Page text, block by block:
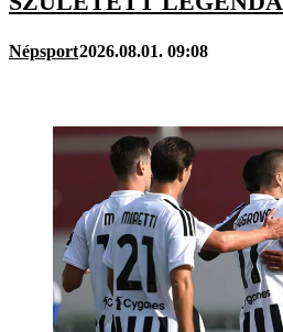
Népsport2026.08.01. 09:08